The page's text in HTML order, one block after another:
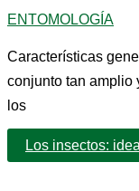
ENTOMOLOGÍA
Características
conjunto tan amplio
los
Los insectos: